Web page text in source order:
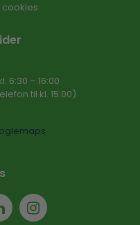
6:30 – 16​:00
til kl. 15:00)​